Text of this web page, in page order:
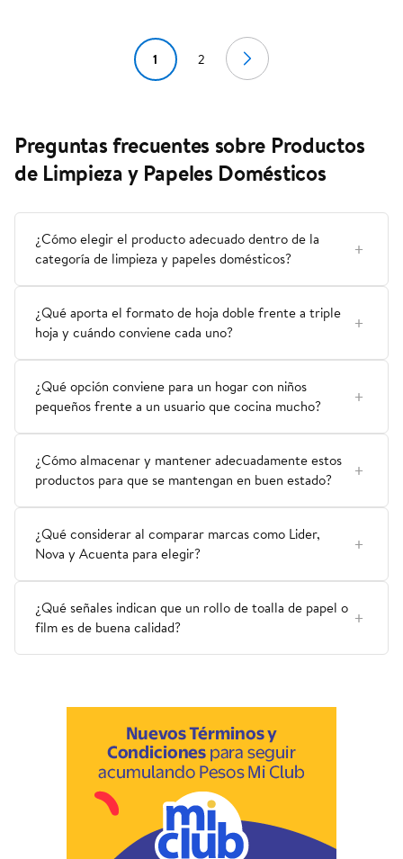
1 2
Preguntas frecuentes sobre Productos
de Limpieza y Papeles Domésticos
¿Cómo elegir el producto adecuado dentro de la
categoría de limpieza y papeles domésticos?
¿Qué aporta el formato de hoja doble frente a triple
hoja y cuándo conviene cada uno?
¿Qué opción conviene para un hogar con niños
pequeños frente a un usuario que cocina mucho?
¿Cómo almacenar y mantener adecuadamente estos
productos para que se mantengan en buen estado?
¿Qué considerar al comparar marcas como Lider,
Nova y Acuenta para elegir?
¿Qué señales indican que un rollo de toalla de papel o
film es de buena calidad?